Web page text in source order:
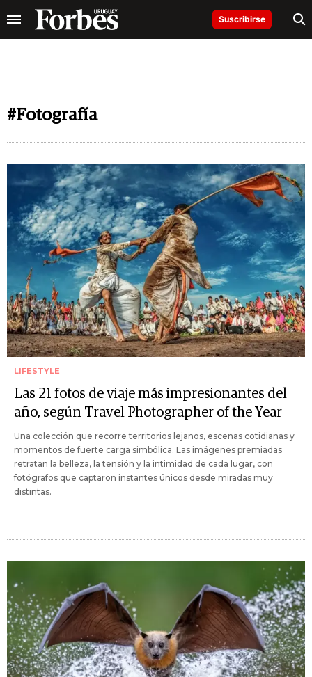
Suscribirse
#Fotografía
LIFESTYLE
Las 21 fotos de viaje más impresionantes del
año, según Travel Photographer of the Year
Una colección que recorre territorios lejanos, escenas cotidianas y
momentos de fuerte carga simbólica. Las imágenes premiadas
retratan la belleza, la tensión y la intimidad de cada lugar, con
fotógrafos que captaron instantes únicos desde miradas muy
distintas.